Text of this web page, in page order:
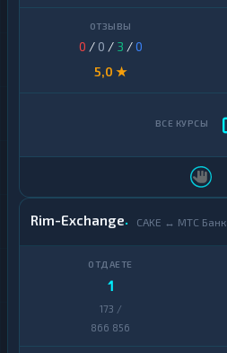
0 / 0 / 3 /0
5,0 ★
Rim-Exchange CAKE ↔ МТС Банк
1
173 /
866 856